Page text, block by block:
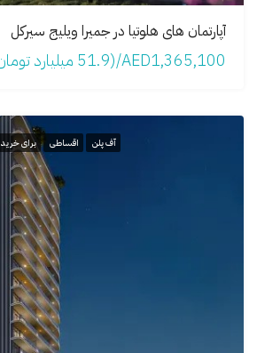
آپارتمان های هلوتیا در جمیرا ویلیج سيرکل
AED1,365,100/(51.9 میلیارد تومان)
آف پلن اقساطی برای خرید